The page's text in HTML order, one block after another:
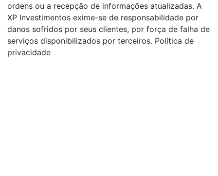
ordens ou a recepção de informações atualizadas. A
XP Investimentos exime-se de responsabilidade por
danos sofridos por seus clientes, por força de falha de
serviços disponibilizados por terceiros. Política de
privacidade